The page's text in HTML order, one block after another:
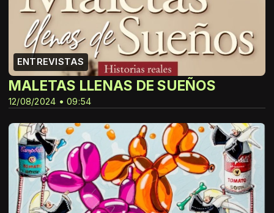
ENTREVISTAS
12/08/2024 • 09:54
MALETAS LLENAS DE SUEÑOS